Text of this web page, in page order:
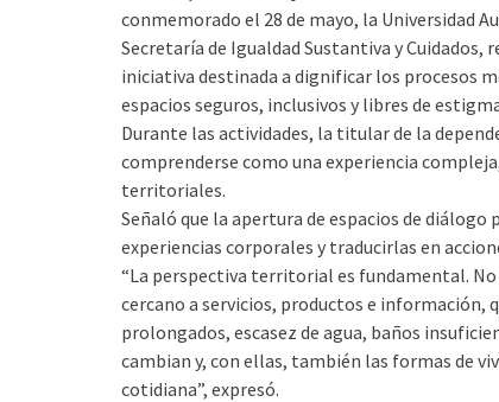
conmemorado el 28 de mayo, la Universidad
Secretaría de Igualdad Sustantiva y
iniciativa destinada a dignificar los procesos
espacios seguros, inclusivos y libres de
Durante las actividades, la titular de la
comprenderse como una experiencia
territoriales.
Señaló que la apertura de espacios de
experiencias corporales y traducirlas en
“La perspectiva territorial es fundamental.
cercano a servicios, productos e
prolongados, escasez de agua, baños
cambian y, con ellas, también las formas de
cotidiana”, expresó.